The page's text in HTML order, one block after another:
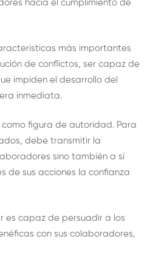
hacia el cumplimiento de
más importantes
de conflictos, ser capaz de
impiden el desarrollo del
inmediata.
como figura de autoridad. Para
debe transmitir la
sino también a sí
de sus acciones la confianza
es capaz de persuadir a los
con sus colaboradores,